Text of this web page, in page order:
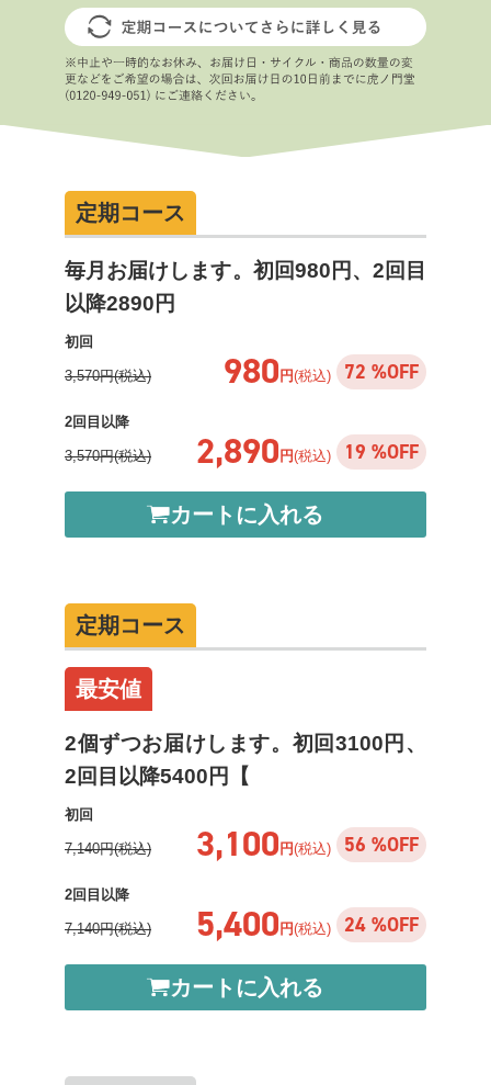
定期コース
毎月お届けします。初回980円、2回目
以降2890円
初回
3,570円(税込) 980 円(税込) 72 %OFF
2回目以降
3,570円(税込) 2,890 円(税込) 19 %OFF
カートに入れる
定期コース
最安値
2個ずつお届けします。初回3100円、
2回目以降5400円【
初回
7,140円(税込) 3,100 円(税込) 56 %OFF
2回目以降
7,140円(税込) 5,400 円(税込) 24 %OFF
カートに入れる